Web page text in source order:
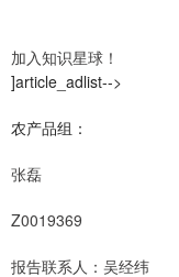
加入知识星球！
]article_adlist-->
农产品组：
张磊
Z0019369
报告联系人：吴经纬